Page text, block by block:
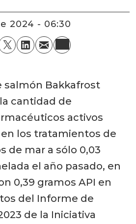
2024 - 06:30
salmón Bakkafrost
cantidad de
activos
los tratamientos de
de mar a sólo 0,03
el año pasado, en
0,39 gramos API en
del Informe de
de la Iniciativa